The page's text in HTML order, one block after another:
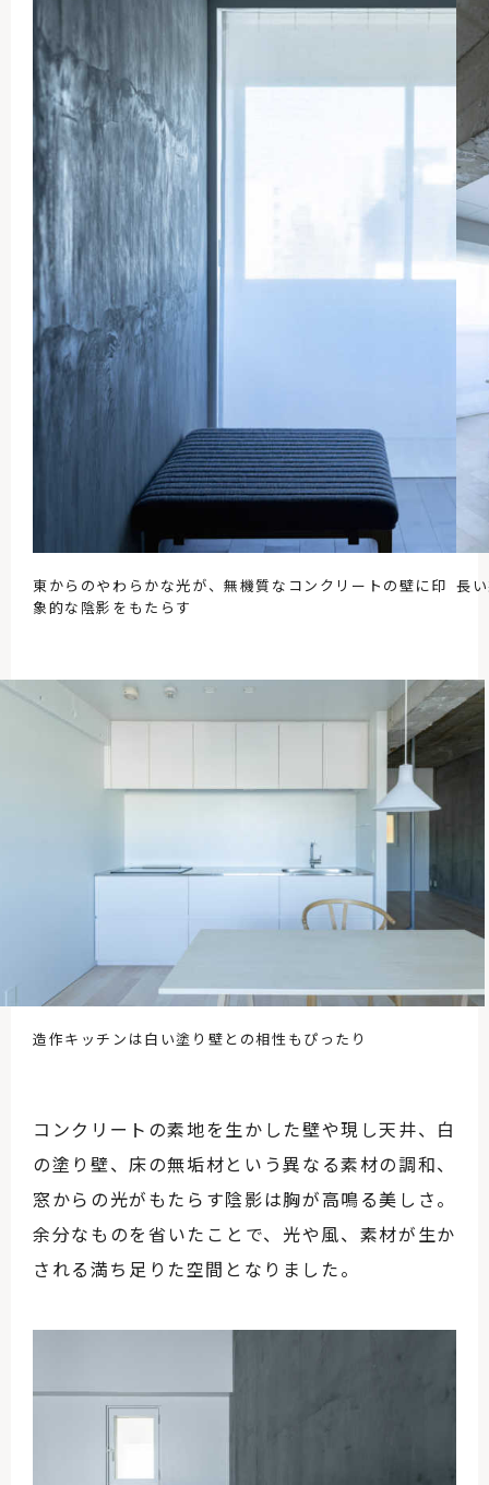
東からのやわらかな光が、無機質なコンクリートの壁に印
象的な陰影をもたらす
長
造作キッチンは白い塗り壁との相性もぴったり
コンクリートの素地を生かした壁や現し天井、白
の塗り壁、床の無垢材という異なる素材の調和、
窓からの光がもたらす陰影は胸が高鳴る美しさ。
余分なものを省いたことで、光や風、素材が生か
される満ち足りた空間となりました。